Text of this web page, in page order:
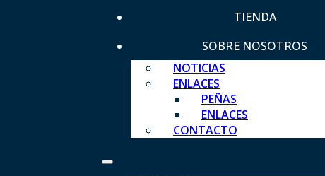
TIENDA
SOBRE NOSOTROS
NOTICIAS
ENLACES
PEÑAS
ENLACES
CONTACTO